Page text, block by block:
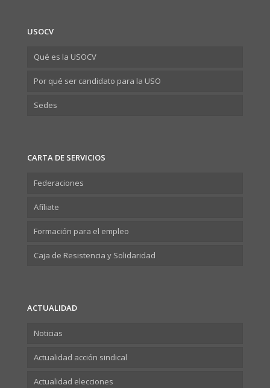
USOCV
Qué es la USOCV
Por qué ser candidato para la USO
Sedes
CARTA DE SERVICIOS
Federaciones
Afíliate
Formación para el empleo
Caja de Resistencia y Solidaridad
ACTUALIDAD
Noticias
Actualidad acción sindical
Actualidad elecciones